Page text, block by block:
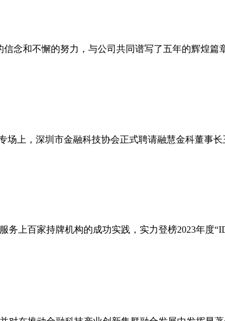
念和不懈的努力，与公司共同谱写了五年的辉煌篇
上，深圳市金融科技协会正式聘请融慧金科董事
上百家持牌机构的成功实践，实力登榜2023年度